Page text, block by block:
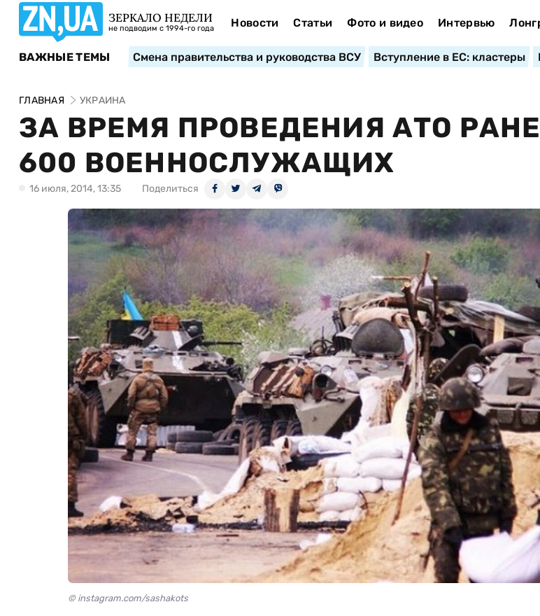
ЗЕРКАЛО НЕДЕЛИ
не подводим с 1994-го года Новости Статьи Фото и видео Интервью
ВАЖНЫЕ ТЕМЫ Смена правительства и руководства ВСУ Вступление в ЕС: кластеры
ГЛАВНАЯ УКРАИНА
ЗА ВРЕМЯ ПРОВЕДЕНИЯ АТО
600 ВОЕННОСЛУЖАЩИХ
16 июля, 2014, 13:35 Поделиться
© instagram.com/sashakots